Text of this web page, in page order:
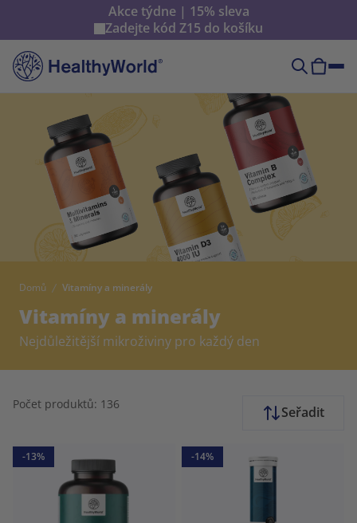
Akce týdne | 15% sleva
Zadejte kód Z15 do košíku
Domů Vitamíny a minerály
Vitamíny a minerály
Nejdůležitější mikroživiny pro každý den
Počet produktů: 136 Seřadit
-13% -14%